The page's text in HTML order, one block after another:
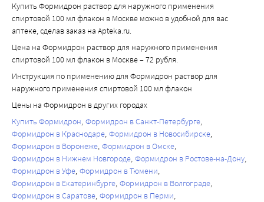
Купить Формидрон раствор для наружного применения
спиртовой 100 мл флакон в Москве можно в удобной для вас
аптеке, сделав заказ на Apteka.ru.
Цена на Формидрон раствор для наружного применения
спиртовой 100 мл флакон в Москве – 72 рубля.
Инструкция по применению для Формидрон раствор для
наружного применения спиртовой 100 мл флакон
Цены на Формидрон в других городах
Купить Формидрон Формидрон в Санкт-Петербурге
Формидрон в Краснодаре Формидрон в Новосибирске
Формидрон в Воронеже Формидрон в Омске
Формидрон в Нижнем Новгороде Формидрон в Ростове-на-Дону
Формидрон в Уфе Формидрон в Тюмени
Формидрон в Екатеринбурге Формидрон в Волгограде
Формидрон в Саратове Формидрон в Перми